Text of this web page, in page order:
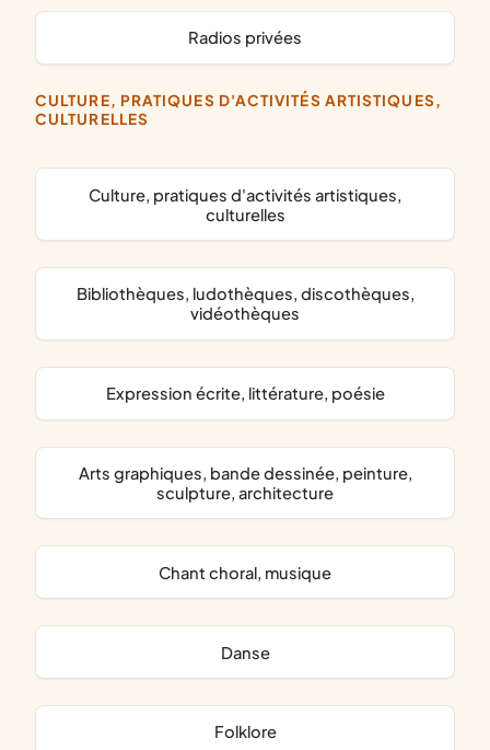
radios privées
CULTURE, PRATIQUES D'ACTIVITÉS ARTISTIQUES,
CULTURELLES
culture, pratiques d'activités artistiques,
culturelles
bibliothèques, ludothèques, discothèques,
vidéothèques
expression écrite, littérature, poésie
arts graphiques, bande dessinée, peinture,
sculpture, architecture
chant choral, musique
danse
folklore